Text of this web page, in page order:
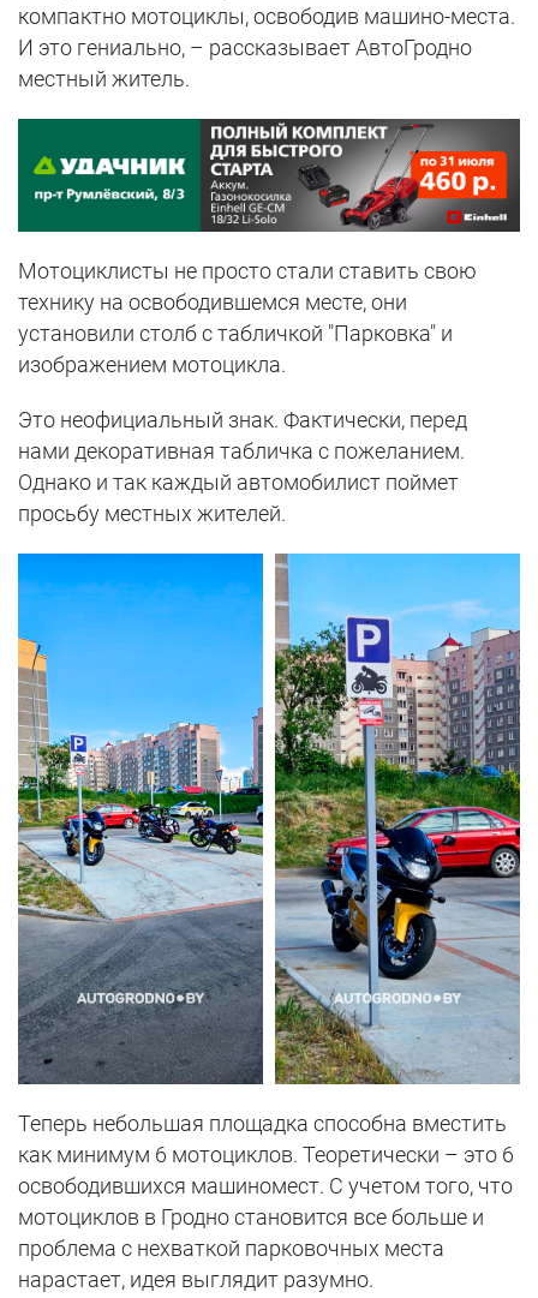
компактно мотоциклы, освободив машино-места.
И это гениально, – рассказывает АвтоГродно
местный житель.
Мотоциклисты не просто стали ставить свою
технику на освободившемся месте, они
установили столб с табличкой "Парковка" и
изображением мотоцикла.
Это неофициальный знак. Фактически, перед
нами декоративная табличка с пожеланием.
Однако и так каждый автомобилист поймет
просьбу местных жителей.
Теперь небольшая площадка способна вместить
как минимум 6 мотоциклов. Теоретически – это 6
освободившихся машиномест. С учетом того, что
мотоциклов в Гродно становится все больше и
проблема с нехваткой парковочных места
нарастает, идея выглядит разумно.